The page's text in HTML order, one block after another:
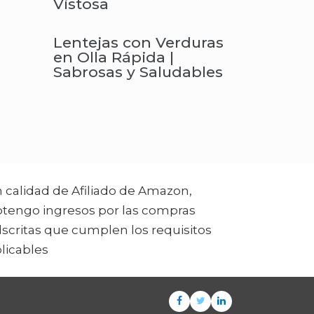
Vistosa
Lentejas con Verduras
en Olla Rápida |
Sabrosas y Saludables
calidad de Afiliado de Amazon,
ingresos por las compras
que cumplen los requisitos